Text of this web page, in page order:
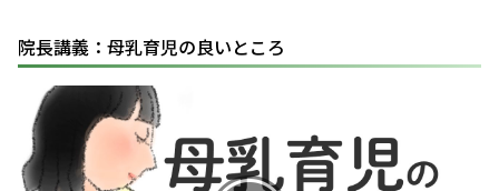
院長講義：母乳育児の良いところ